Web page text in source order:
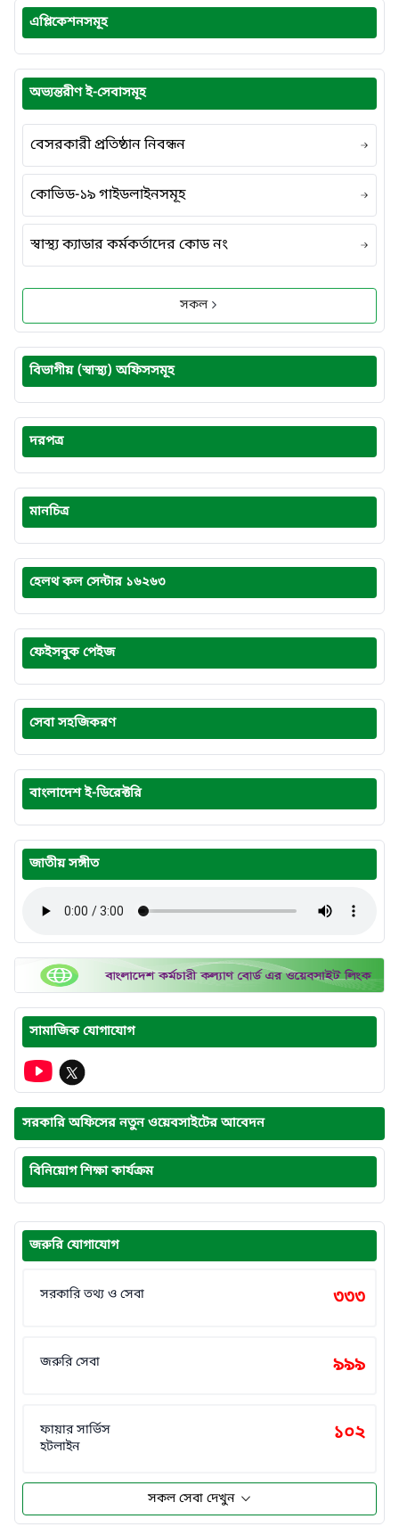
এপ্লিকেশনসমূহ
অভ্যন্তরীণ ই-সেবাসমূহ
বেসরকারী প্রতিষ্ঠান নিবন্ধন
কোভিড-১৯ গাইডলাইনসমূহ
স্বাস্থ্য ক্যাডার কর্মকর্তাদের কোড নং
সকল
বিভাগীয় (স্বাস্থ্য) অফিসসমূহ
দরপত্র
মানচিত্র
হেলথ কল সেন্টার ১৬২৬৩
ফেইসবুক পেইজ
সেবা সহজিকরণ
বাংলাদেশ ই-ডিরেক্টরি
জাতীয় সঙ্গীত
সামাজিক যোগাযোগ
সরকারি অফিসের নতুন ওয়েবসাইটের আবেদন
বিনিয়োগ শিক্ষা কার্যক্রম
জরুরি যোগাযোগ
সরকারি তথ্য ও সেবা ৩৩৩
জরুরি সেবা ৯৯৯
ফায়ার সার্ভিস
হটলাইন
১০২
সকল সেবা দেখুন